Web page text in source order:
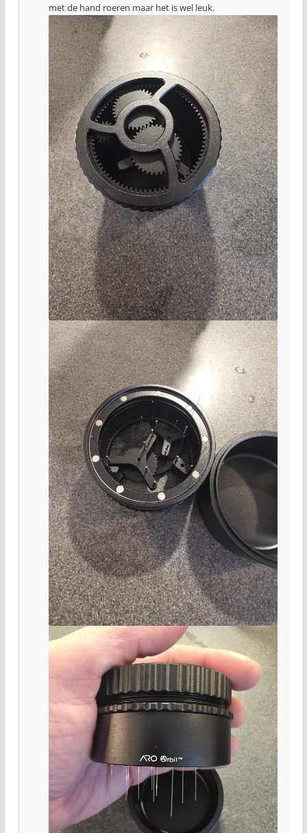
met de hand roeren maar het is wel leuk.